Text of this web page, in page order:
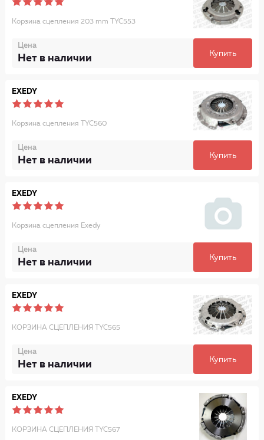
Корзина сцепления 203 mm TYC553
Цена
Нет в наличии Купить
EXEDY
Корзина сцепления TYC560
Цена
Нет в наличии Купить
EXEDY
Корзина сцепления Exedy
Цена
Нет в наличии Купить
EXEDY
КОРЗИНА СЦЕПЛЕНИЯ TYC565
Цена
Нет в наличии Купить
EXEDY
КОРЗИНА СЦЕПЛЕНИЯ TYC567